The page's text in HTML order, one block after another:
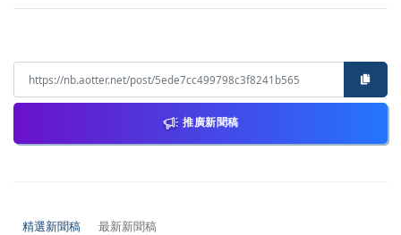
推廣新聞稿
精選新聞稿 最新新聞稿